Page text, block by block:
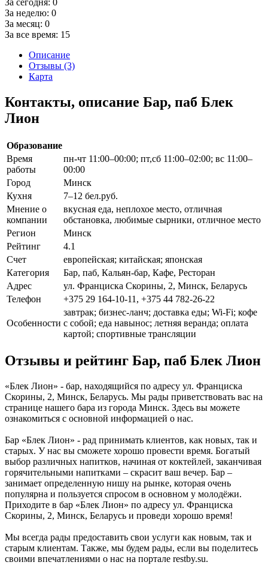
За неделю: 0
За месяц: 0
За все время: 15
Описание
Отзывы (3)
Карта
Контакты, описание Бар, паб Блек
Лион
Образование
Время
работы
пн-чт 11:00–00:00; пт,сб 11:00–02:00; вс 11:00–
00:00
Город
Минск
Кухня
7–12 бел.руб.
Мнение о
компании
вкусная еда, неплохое место, отличная
обстановка, любимые сырники, отличное место
Регион
Минск
Рейтинг
4.1
Счет
европейская; китайская; японская
Категория
Бар, паб, Кальян-бар, Кафе, Ресторан
Адрес
ул. Франциска Скорины, 2, Минск, Беларусь
Телефон
+375 29 164-10-11, +375 44 782-26-22
Особенности
завтрак; бизнес-ланч; доставка еды; Wi-Fi; кофе
с собой; еда навынос; летняя веранда; оплата
картой; спортивные трансляции
Отзывы и рейтинг Бар, паб Блек Лион
«Блек Лион» - бар, находящийся по адресу ул. Франциска
Скорины, 2, Минск, Беларусь. Мы рады приветствовать вас на
странице нашего бара из города Минск. Здесь вы можете
ознакомиться с основной информацией о нас.
Бар «Блек Лион» - рад принимать клиентов, как новых, так и
старых. У нас вы сможете хорошо провести время. Богатый
выбор различных напитков, начиная от коктейлей, заканчивая
горячительными напитками – скрасит ваш вечер. Бар –
занимает определенную нишу на рынке, которая очень
популярна и пользуется спросом в основном у молодёжи.
Приходите в бар «Блек Лион» по адресу ул. Франциска
Скорины, 2, Минск, Беларусь и проведи хорошо время!
Мы всегда рады предоставить свои услуги как новым, так и
старым клиентам. Также, мы будем рады, если вы поделитесь
своими впечатлениями о нас на портале restby.su.